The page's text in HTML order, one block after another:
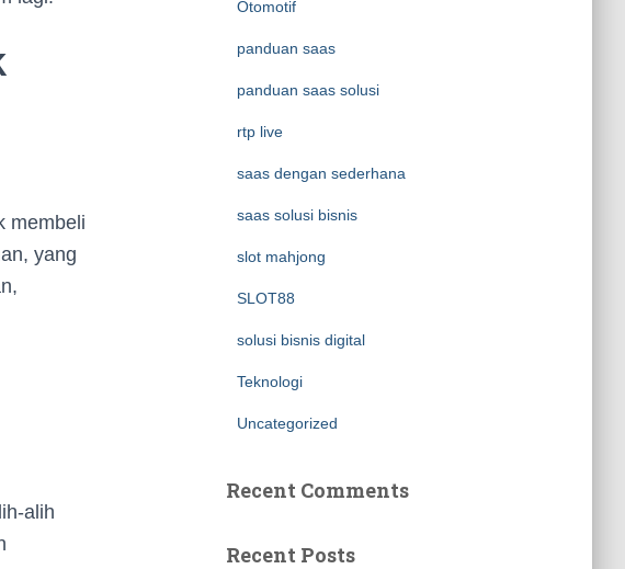
membeli
yang
alih
Otomotif
panduan saas
panduan saas solusi
rtp live
saas dengan sederhana
saas solusi bisnis
slot mahjong
SLOT88
solusi bisnis digital
Teknologi
Uncategorized
Recent Comments
Recent Posts